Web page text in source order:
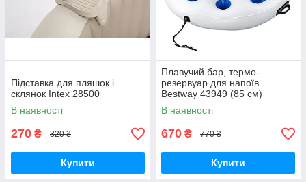
Підставка для пляшок і
склянок Intex 28500
В наявності
270 ₴ 320 ₴
Купити
Плавучий бар, термо-
резервуар для напоїв
Bestway 43949 (85 см)
В наявності
670 ₴ 770 ₴
Купити